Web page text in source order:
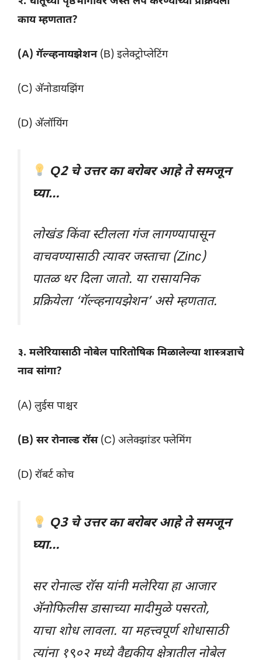
काय म्हणतात?
(A) गॅल्व्हनायझेशन(B) इलेक्ट्रोप्लेटिंग
(C) अ‍ॅनोडायझिंग
(D) अ‍ॅलॉयिंग
Q2 चे उत्तर का बरोबर आहे ते समजून
घ्या…
लोखंड किंवा स्टीलला गंज लागण्यापासून
वाचवण्यासाठी त्यावर जस्ताचा (Zinc)
पातळ थर दिला जातो. या रासायनिक
प्रक्रियेला ‘गॅल्व्हनायझेशन’ असे म्हणतात.
३. मलेरियासाठी नोबेल पारितोषिक मिळालेल्या शास्त्रज्ञाचे
नाव सांगा?
(A) लुईस पाश्चर
(B) सर रोनाल्ड रॉस(C) अलेक्झांडर फ्लेमिंग
(D) रॉबर्ट कोच
Q3 चे उत्तर का बरोबर आहे ते समजून
घ्या…
सर रोनाल्ड रॉस यांनी मलेरिया हा आजार
अ‍ॅनोफिलीस डासाच्या मादीमुळे पसरतो,
याचा शोध लावला. या महत्त्वपूर्ण शोधासाठी
त्यांना १९०२ मध्ये वैद्यकीय क्षेत्रातील नोबेल